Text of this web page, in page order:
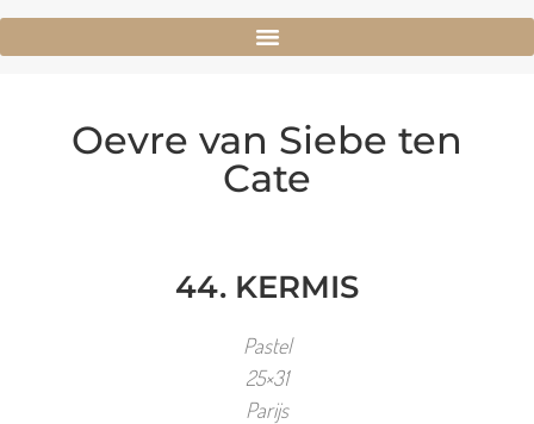
Oevre van Siebe ten
Cate
44. KERMIS
Pastel
25×31
Parijs